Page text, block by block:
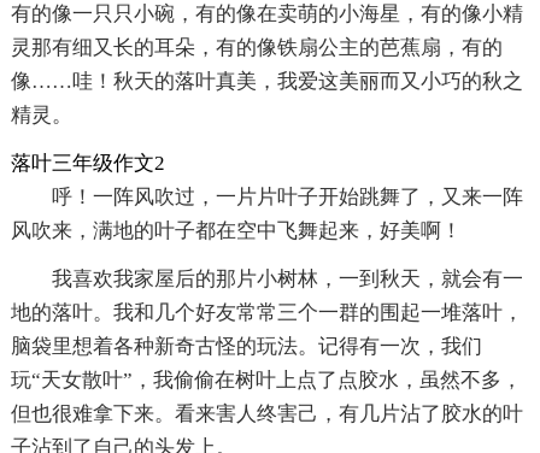
有的像一只只小碗，有的像在卖萌的小海星，有的像小精
灵那有细又长的耳朵，有的像铁扇公主的芭蕉扇，有的
像……哇！秋天的落叶真美，我爱这美丽而又小巧的秋之
精灵。
落叶三年级作文2
呼！一阵风吹过，一片片叶子开始跳舞了，又来一阵
风吹来，满地的叶子都在空中飞舞起来，好美啊！
我喜欢我家屋后的那片小树林，一到秋天，就会有一
地的落叶。我和几个好友常常三个一群的围起一堆落叶，
脑袋里想着各种新奇古怪的玩法。记得有一次，我们
玩“天女散叶”，我偷偷在树叶上点了点胶水，虽然不多，
但也很难拿下来。看来害人终害己，有几片沾了胶水的叶
子沾到了自己的头发上。